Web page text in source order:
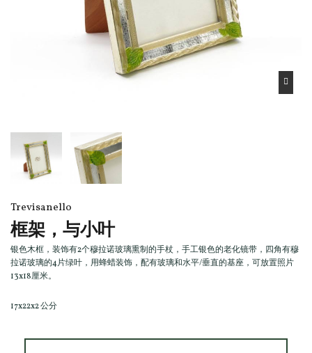
Trevisanello
框架，与小叶
银色木框，装饰有2个穆拉诺玻璃熏制的手杖，手工银色的老化镜带，四角有穆
拉诺玻璃的4片绿叶，用蜂蜡装饰，配有玻璃和水平/垂直的基座，可放置照片
13x18厘米。
17x22x2 公分